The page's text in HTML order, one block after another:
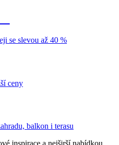
se slevou až 40 %
ceny
balkon i terasu